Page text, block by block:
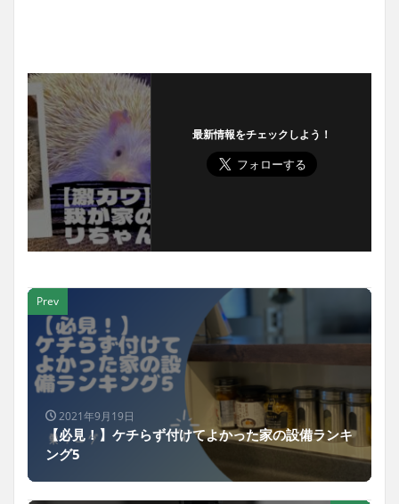
最新情報をチェックしよう！
Prev
2021年9月19日
【必見！】ケチらず付けてよかった家の設備ランキ
ング5